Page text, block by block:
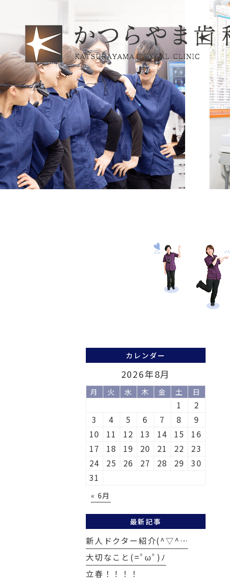
カレンダー
2026年8月
月 火 水 木 金 土 日
« 6月
1
2
3
4 5 6 7 8
9
10
11 12 13 14 15
16
17
18 19 20 21 22
23
24
25 26 27 28 29
30
31
最新記事
新人ドクター紹介(^▽^…
大切なこと(=ﾟωﾟ)ﾉ
立春！！！！